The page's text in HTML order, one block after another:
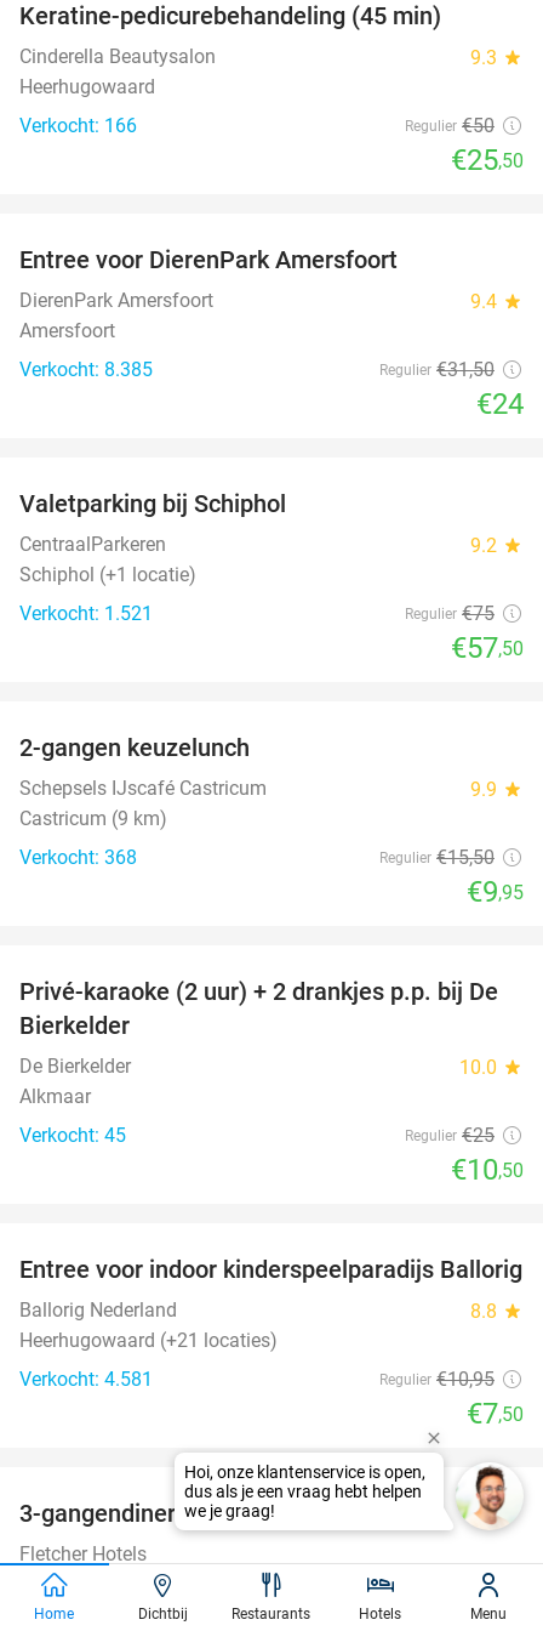
Keratine-pedicurebehandeling (45 min)
Cinderella Beautysalon 9.3 star
Heerhugowaard
Verkocht: 166
Regulier €50
€25,50
Entree voor DierenPark Amersfoort
DierenPark Amersfoort 9.4 star
Amersfoort
Verkocht: 8.385
Regulier €31,50
€24
Valetparking bij Schiphol
CentraalParkeren 9.2 star
Schiphol (+1 locatie)
Verkocht: 1.521
Regulier €75
€57,50
2-gangen keuzelunch
Schepsels IJscafé Castricum 9.9 star
Castricum (9 km)
Verkocht: 368
Regulier €15,50
€9,95
58%
Privé-karaoke (2 uur) + 2 drankjes p.p. bij De
Bierkelder
De Bierkelder 10.0 star
Alkmaar
Verkocht: 45
Regulier €25
€10,50
32%
Entree voor indoor kinderspeelparadijs Ballorig
Ballorig Nederland 8.8 star
Heerhugowaard (+21 locaties)
Verkocht: 4.581
Regulier €10,95
€7,50
42%
3-gangendiner bij Fletcher Hotels
Fletcher Hotels
Bergen (+ meerdere locaties)
Verkocht: 13.418
€39
Home Dichtbij Restaurants Hotels Menu